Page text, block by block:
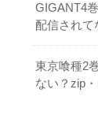
GIGANT4
配信されて
東京喰種2
ない？zip